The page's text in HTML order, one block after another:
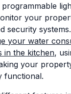
your
security
your water
in the kitchen,
your
functional.